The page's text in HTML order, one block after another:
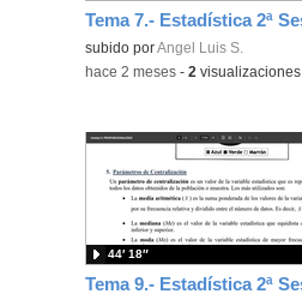
Contenido educativo.
subido porAngel Luis S.
-hace 2 meses- 2 visualizaciones
44′ 18″